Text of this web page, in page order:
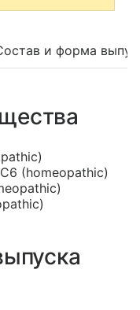
и форма
(homeopathic)